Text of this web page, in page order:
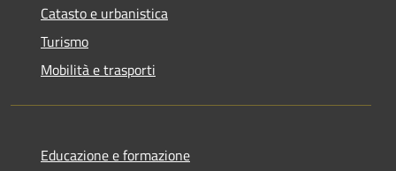
Catasto e urbanistica
Turismo
Mobilità e trasporti
Educazione e formazione